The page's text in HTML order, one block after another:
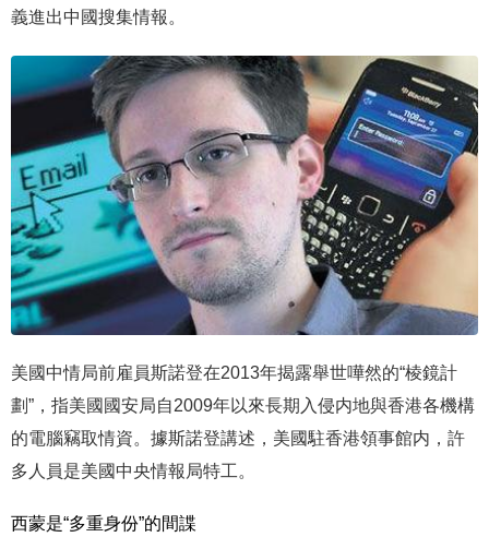
義進出中國搜集情報。
美國中情局前雇員斯諾登在2013年揭露舉世嘩然的“棱鏡計
劃”，指美國國安局自2009年以來長期入侵内地與香港各機構
的電腦竊取情資。據斯諾登講述，美國駐香港領事館内，許
多人員是美國中央情報局特工。
西蒙是“多重身份”的間諜